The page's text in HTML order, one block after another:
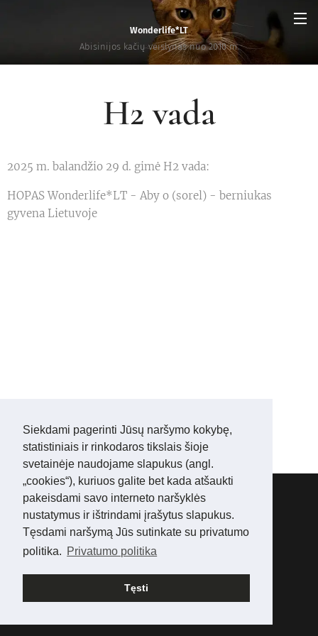
Siekdami pagerinti Jūsų naršymo kokybę,
statistiniais ir rinkodaros tikslais šioje
svetainėje naudojame slapukus (angl.
„cookies“), kuriuos galite bet kada atšaukti
pakeisdami savo interneto naršyklės
nustatymus ir ištrindami įrašytus slapukus.
Tęsdami naršymą Jūs sutinkate su privatumo
politika. Privatumo politika
Tęsti
Wonderlife*LT
Abisinijos kačių veislynas nuo 2010 m.
H2 vada
2025 m. balandžio 29 d. gimė H2 vada:
HOPAS Wonderlife*LT - Aby o (sorel) - berniukas
gyvena Lietuvoje
Abisinijos kačių veislynas:WONDERLIFE*LT
Tel.:+ 3706 05 16006
MesFacebook'e
Instagram'e
Languages